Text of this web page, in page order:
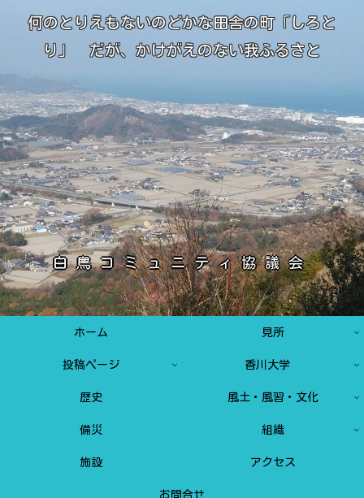
何のとりえもないのどかな田舎の町「しろと
り」 だが、かけがえのない我ふるさと
白鳥コミュニティ協議会
ホーム 見所
投稿ページ 香川大学
歴史 風土・風習・文化
備災 組織
施設 アクセス
お問合せ